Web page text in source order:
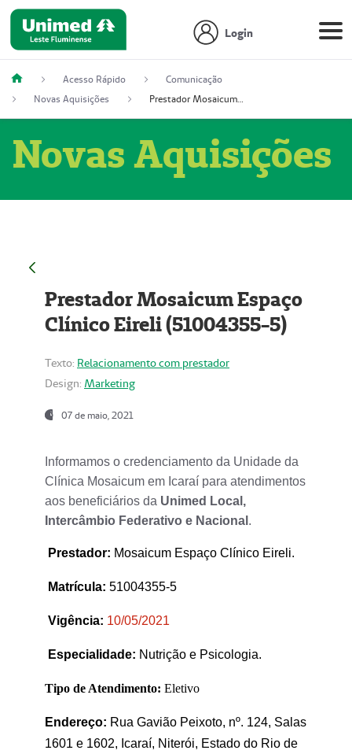
Login
Acesso Rápido
Comunicação
Novas Aquisições
Prestador Mosaicum Espaço Clínico Eireli (51004355-5)
Novas Aquisições
Prestador Mosaicum Espaço
Clínico Eireli (51004355-5)
Texto: Relacionamento com prestador
Design: Marketing
07 de maio, 2021
Informamos o credenciamento da Unidade da
Clínica Mosaicum em Icaraí para atendimentos
aos beneficiários da Unimed Local,
Intercâmbio Federativo e Nacional .
Prestador: Mosaicum Espaço Clínico Eireli.
Matrícula: 51004355-5
Vigência: 10/05/2021
Especialidade: Nutrição e Psicologia.
Tipo de Atendimento: Eletivo
Endereço: Rua Gavião Peixoto, nº. 124, Salas
1601 e 1602, Icaraí, Niterói, Estado do Rio de